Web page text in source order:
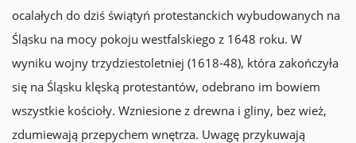
ocalałych do dziś świątyń protestanckich wybudowanych na
Śląsku na mocy pokoju westfalskiego z 1648 roku. W
wyniku wojny trzydziestoletniej (1618-48), która zakończyła
się na Śląsku klęską protestantów, odebrano im bowiem
wszystkie kościoły. Wzniesione z drewna i gliny, bez wież,
zdumiewają przepychem wnętrza. Uwagę przykuwają